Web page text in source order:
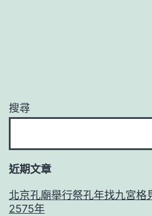
搜尋
近期文章
北京孔廟舉行祭孔年找九宮格
2575年